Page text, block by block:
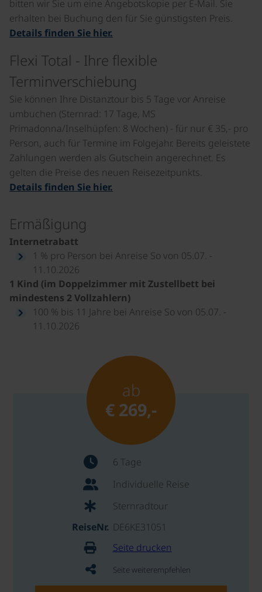
bitten wir Sie um eine Angebotskopie per E-Mail. Sie
erhalten bei Buchung den für Sie günstigsten Preis.
Details finden Sie hier.
Flexi Total - Ihre flexible
Terminverschiebung
Sie können Ihre Distanztour bis 5 Tage vor Anreise
umbuchen (Sternrad: 17 Tage, MS
Primadonna/Inselhüpfen: 8 Wochen) - für nur € 35,- pro
Person, auch für Termine im Folgejahr. Bereits geleistete
Zahlungen werden als Gutschein angerechnet. Es
gelten die Preise des neuen Reisezeitpunkts.
Details finden Sie hier.
Ermäßigung
Internetrabatt
1 % pro Person bei Anreise So von 05.07. -
11.10.2026
1 Kind (im Doppelzimmer mit Zustellbett bei
mindestens 2 Vollzahlern)
100 % bis 11 Jahre bei Anreise So von 05.07. -
11.10.2026
ab
€ 269,-
6 Tage
Individuelle Reise
Sternradtour
ReiseNr. DE6KE31051
Seite drucken
Seite weiterempfehlen